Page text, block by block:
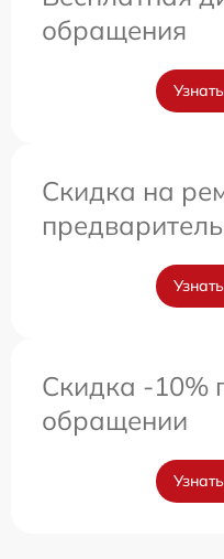
обращения
Скидка на
Скидка -10%
обращении